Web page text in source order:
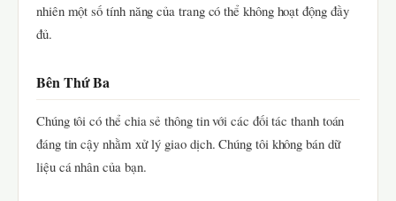
nhiên một số tính năng của trang có thể không hoạt động đầy
đủ.
Bên Thứ Ba
Chúng tôi có thể chia sẻ thông tin với các đối tác thanh toán
đáng tin cậy nhằm xử lý giao dịch. Chúng tôi không bán dữ
liệu cá nhân của bạn.